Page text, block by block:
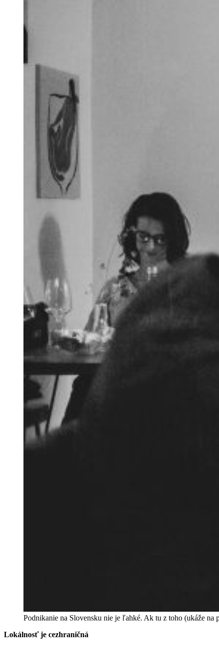
Podnikanie na Slovensku nie je ľahké. Ak tu z toho (ukáže
Lokálnosť je cezhraničná